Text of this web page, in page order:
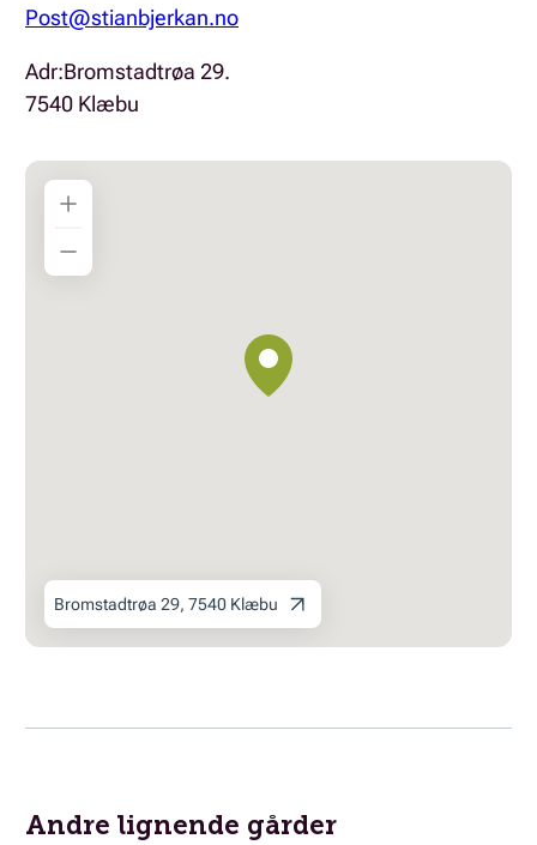
Post@stianbjerkan.no
Adr:Bromstadtrøa 29.
7540 Klæbu
Bromstadtrøa 29, 7540 Klæbu
Andre lignende gårder